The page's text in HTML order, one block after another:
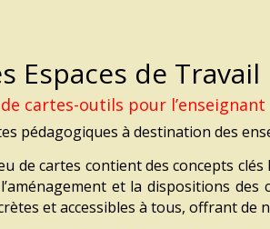
Espaces de Travail
cartes-outils pour l’enseignant
pédagogiques à destination des
de cartes contient des concepts clés
l’aménagement et la dispositions des
et accessibles à tous, offrant de